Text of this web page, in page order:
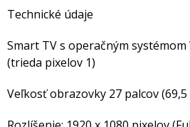
Technické údaje
Smart TV s operačným systémom
(trieda pixelov 1)
Veľkosť obrazovky 27 palcov (69,5